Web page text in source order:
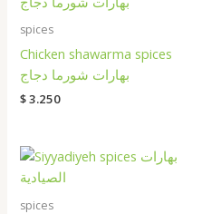
spices
Chicken shawarma spices
بهارات شورما دجاج
$3.250
spices